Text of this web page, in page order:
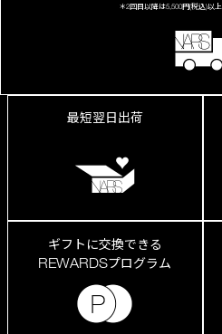
＊2回目以降は5,500円(税込)以
最短翌日出荷
ギフトに交換できる
REWARDSプログラム